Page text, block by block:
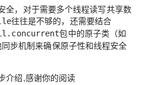
全，对于需要多个线程读写共享数
往往是不够的，还需要结合
包中的原子类（如
步机制来确保原子性和线程安全
介绍,感谢你的阅读